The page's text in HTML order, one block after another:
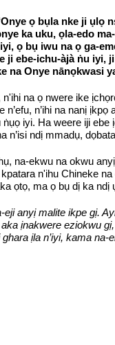
ọ bụla nke ji
ka uku, ọla-edo
ọ bụ iwu na ọ ga-
ji ebe-ichu-àjà ṅu
na Onye nānọkwasi
na ọ nwere ike
n’ihi na nanị
iyi. Ha weere iji
ndị mmadụ,
na-ekwu na okwu
n'ihu Chineke
ọtọ, ma ọ bụ dị ka ndị
anyị malite ikpe gị.
ịnakwere eziokwu
ịla n’iyi, kama